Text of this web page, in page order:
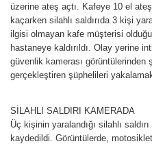
üzerine ateş açtı. Kafeye 10 el
kaçarken silahlı saldırıda 3 kişi
ilgisi olmayan kafe müşterisi
hastaneye kaldırıldı. Olay yerine
güvenlik kamerası görüntülerinden
gerçekleştiren şüphelileri
SİLAHLI SALDIRI KAMERADA
Üç kişinin yaralandığı silahlı
kaydedildi. Görüntülerde,